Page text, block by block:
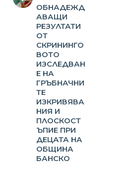
ОБНАДЕЖД
АВАЩИ
РЕЗУЛТАТИ
ОТ
СКРИНИНГО
ВОТО
ИЗСЛЕДВАН
Е НА
ГРЪБНАЧНИ
ТЕ
ИЗКРИВЯВА
НИЯ И
ПЛОСКОСТ
ЪПИЕ ПРИ
ДЕЦАТА НА
ОБЩИНА
БАНСКО